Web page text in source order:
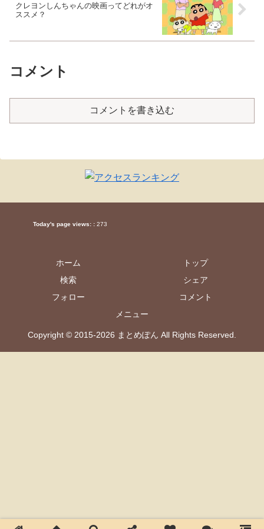
クレヨンしんちゃんの映画ってどれがオ
ススメ？
コメント
コメントを書き込む
Today's page views: : 273
ホーム
トップ
検索
シェア
フォロー
コメント
メニュー
Copyright © 2015-2026 まとめぽん All Rights Reserved.